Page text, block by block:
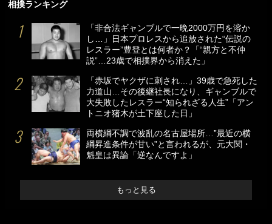
相撲ランキング
「非合法ギャンブルで一晩2000万円を溶か
し…」日本プロレスから追放された“伝説の
レスラー”豊登とは何者か？「“親方と不仲
説”…23歳で相撲界から消えた」
「赤坂でヤクザに刺され…」39歳で急死した
力道山…その後継社長になり、ギャンブルで
大失敗したレスラー“知られざる人生”「アン
トニオ猪木が土下座した日」
両横綱不調で波乱の名古屋場所…”最近の横
綱昇進条件が甘い”と言われるが、元大関・
魁皇は異論「逆なんですよ」
もっと見る